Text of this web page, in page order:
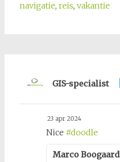
navigatie, reis, vakantie
GIS-specialist
23 apr 2024
Nice #doodle
Marco Boogaard